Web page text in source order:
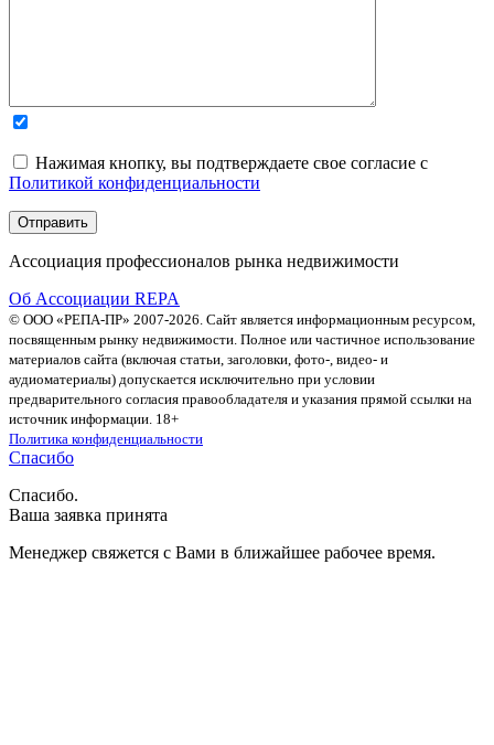
Нажимая кнопку, вы подтверждаете свое согласие с
Политикой конфиденциальности
Ассоциация профессионалов рынка недвижимости
Об Ассоциации REPA
© ООО «РЕПА-ПР» 2007-2026. Сайт является информационным ресурсом,
посвященным рынку недвижимости. Полное или частичное использование
материалов сайта (включая статьи, заголовки, фото-, видео- и
аудиоматериалы) допускается исключительно при условии
предварительного согласия правообладателя и указания прямой ссылки на
источник информации. 18+
Политика конфиденциальности
Спасибо
Спасибо.
Ваша заявка принята
Менеджер свяжется с Вами в ближайшее рабочее время.